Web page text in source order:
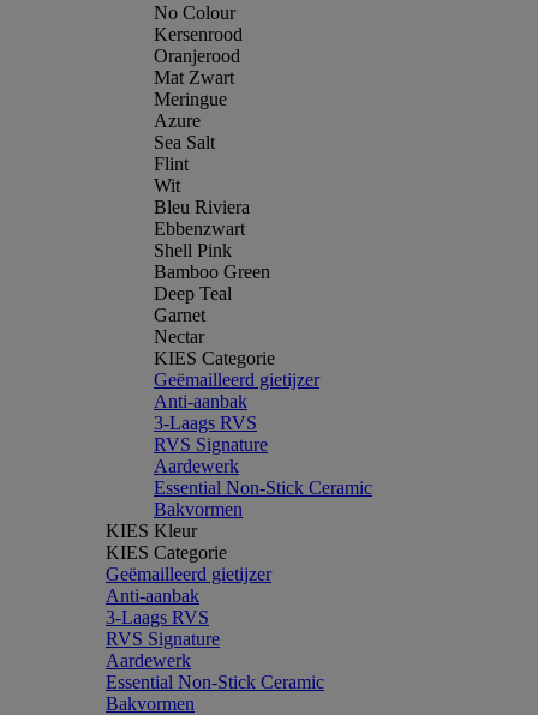
No Colour
Kersenrood
Oranjerood
Mat Zwart
Meringue
Azure
Sea Salt
Flint
Wit
Bleu Riviera
Ebbenzwart
Shell Pink
Bamboo Green
Deep Teal
Garnet
Nectar
KIES Categorie
Geëmailleerd gietijzer
Anti-aanbak
3-Laags RVS
RVS Signature
Aardewerk
Essential Non-Stick Ceramic
Bakvormen
KIES Kleur
KIES Categorie
Geëmailleerd gietijzer
Anti-aanbak
3-Laags RVS
RVS Signature
Aardewerk
Essential Non-Stick Ceramic
Bakvormen